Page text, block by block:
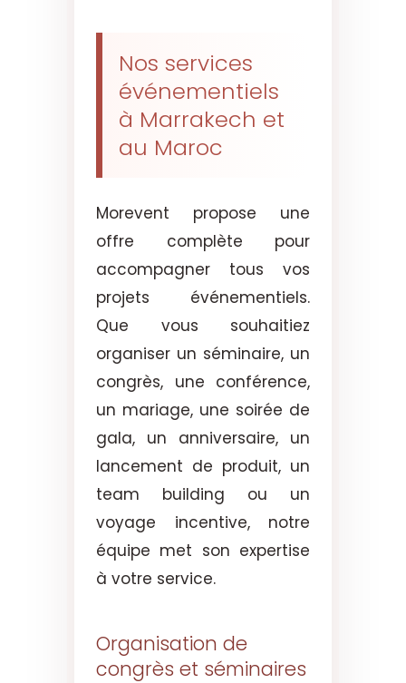
Nos services
événementiels
à Marrakech et
au Maroc
Morevent propose une
offre complète pour
accompagner tous vos
projets événementiels.
Que vous souhaitiez
organiser un séminaire, un
congrès, une conférence,
un mariage, une soirée de
gala, un anniversaire, un
lancement de produit, un
team building ou un
voyage incentive, notre
équipe met son expertise
à votre service.
Organisation de
congrès et séminaires